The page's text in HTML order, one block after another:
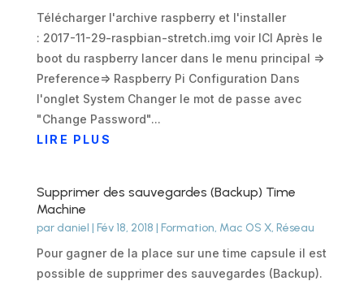
Télécharger l'archive raspberry et l'installer
: 2017-11-29-raspbian-stretch.img voir ICI Après le
boot du raspberry lancer dans le menu principal =>
Preference=> Raspberry Pi Configuration Dans
l'onglet System Changer le mot de passe avec
"Change Password"...
LIRE PLUS
Supprimer des sauvegardes (Backup) Time
Machine
par daniel | Fév 18, 2018 | Formation, Mac OS X, Réseau
Pour gagner de la place sur une time capsule il est
possible de supprimer des sauvegardes (Backup).